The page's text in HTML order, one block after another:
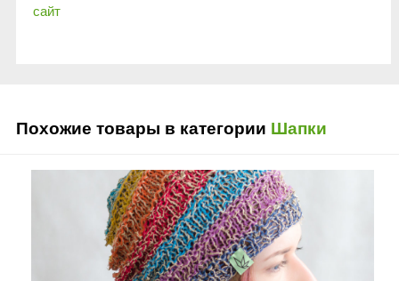
сайт
Похожие товары в категории Шапки